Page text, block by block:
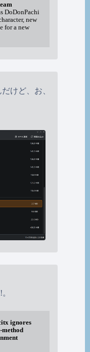
DoDonPachi
new
for a new
けど、お、
ignores
method